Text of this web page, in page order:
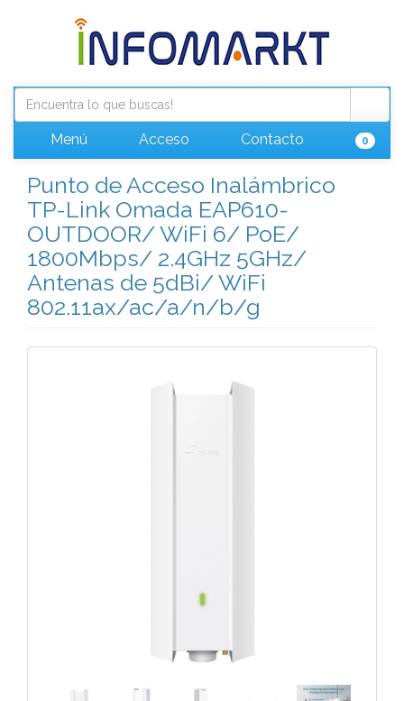
Menú Acceso Contacto 0
Punto de Acceso Inalámbrico
TP-Link Omada EAP610-
OUTDOOR/ WiFi 6/ PoE/
1800Mbps/ 2.4GHz 5GHz/
Antenas de 5dBi/ WiFi
802.11ax/ac/a/n/b/g